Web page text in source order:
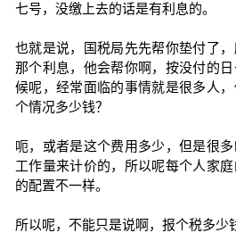
七号，没缴上去的话是有利息的。
也就是说，国税局先先帮你垫付了
那个利息，他会帮你啊，按没付的
候呢，经常面临的事情就是很多人
个情况多少钱？
呃，或者是这个费用多少，但是很
工作量来计价的，所以呢每个人家
的配置不一样。
所以呢，不能只是说啊，报个税多少